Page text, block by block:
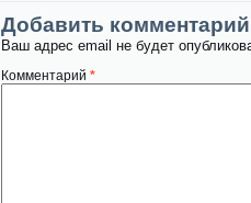
Добавить комментарий
Ваш адрес email не будет
Комментарий *